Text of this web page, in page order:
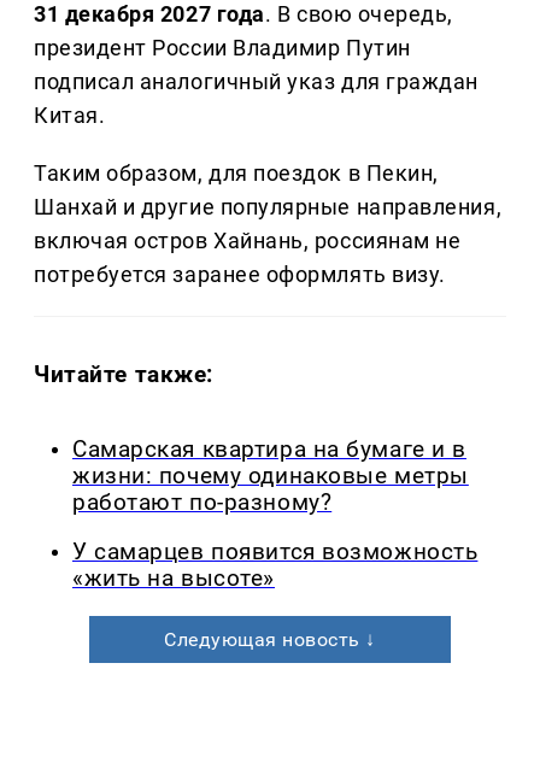
31 декабря 2027 года. В свою очередь,
президент России Владимир Путин
подписал аналогичный указ для граждан
Китая.
Таким образом, для поездок в Пекин,
Шанхай и другие популярные направления,
включая остров Хайнань, россиянам не
потребуется заранее оформлять визу.
Читайте также:
Самарская квартира на бумаге и в
жизни: почему одинаковые метры
работают по-разному?
У самарцев появится возможность
«жить на высоте»
Следующая новость ↓